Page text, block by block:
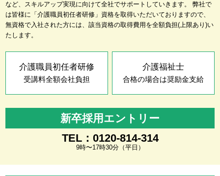
など、スキルアップ実現に向けて全社でサポートしていきます。 弊社で
は皆様に「介護職員初任者研修」資格を取得いただいておりますので、
無資格で入社された方には、該当資格の取得費用を全額負担(上限あり)い
たします。
介護職員初任者研修
受講料全額会社負担
介護福祉士
合格の場合は奨励金支給
新卒採用エントリー
TEL：0120-814-314
9時〜17時30分（平日）